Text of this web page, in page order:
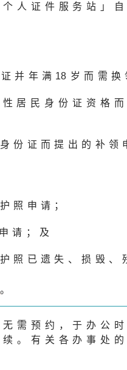
人证件服务站」
并年满 18岁而需换
居民身份证资格
份证而提出的补领
照申请；
请；及
照已遗失、损毁、
。
需预约，于办公
。有关各办事处